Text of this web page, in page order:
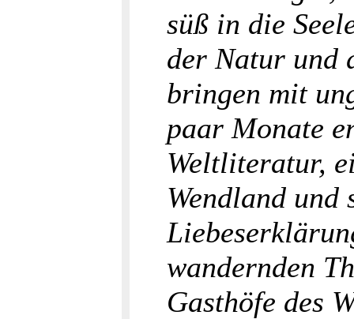
süß in die
der Natur und
bringen mit
paar Monate
Weltliteratur,
Wendland
wandernden
Gasthöfe des